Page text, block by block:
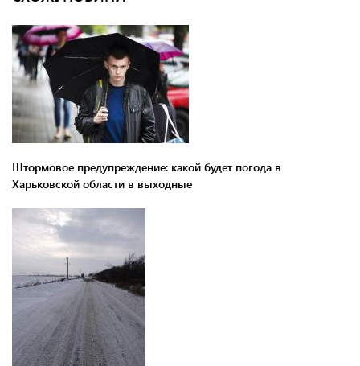
Штормовое предупреждение: какой будет погода в
Харьковской области в выходные